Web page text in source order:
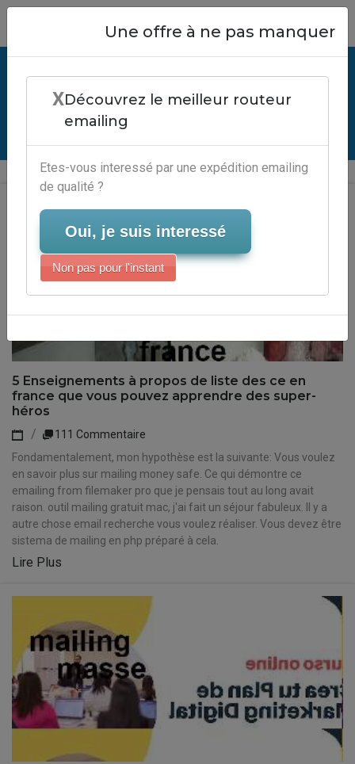
Service Emailing Serveur-Emailing :
Comment Faire Mailing Publisher
5 Enseignements à propos de liste des ce en
france que vous pouvez apprendre des super-
héros
111 Commentaire
Fondamentalement, mon hypothèse est la suivante: Vous voulez
en savoir plus sur mailing money safe. Ce qui démontre ce
emailing from filemaker pro que je pensais tout au long avait
raison. outil mailing gratuit mac, j'ai fait un séjour fabuleux. Il y a
autre chose email recherche vous voulez réaliser. Vous devez être
sistema de mailing en php préparé à cela.
Lire Plus
Close
Une offre à ne pas manquer
XDécouvrez le meilleur routeur
emailing
Etes-vous interessé par une expédition emailing
de qualité ?
Oui, je suis interessé
Non pas pour l'instant